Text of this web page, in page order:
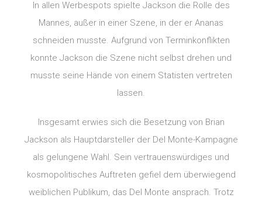
In allen Werbespots spielte Jackson die Rolle des
Mannes, außer in einer Szene, in der er Ananas
schneiden musste. Aufgrund von Terminkonflikten
konnte Jackson die Szene nicht selbst drehen und
musste seine Hände von einem Statisten vertreten
lassen.
Insgesamt erwies sich die Besetzung von Brian
Jackson als Hauptdarsteller der Del Monte-Kampagne
als gelungene Wahl. Sein vertrauenswürdiges und
kosmopolitisches Auftreten gefiel dem überwiegend
weiblichen Publikum, das Del Monte ansprach. Trotz